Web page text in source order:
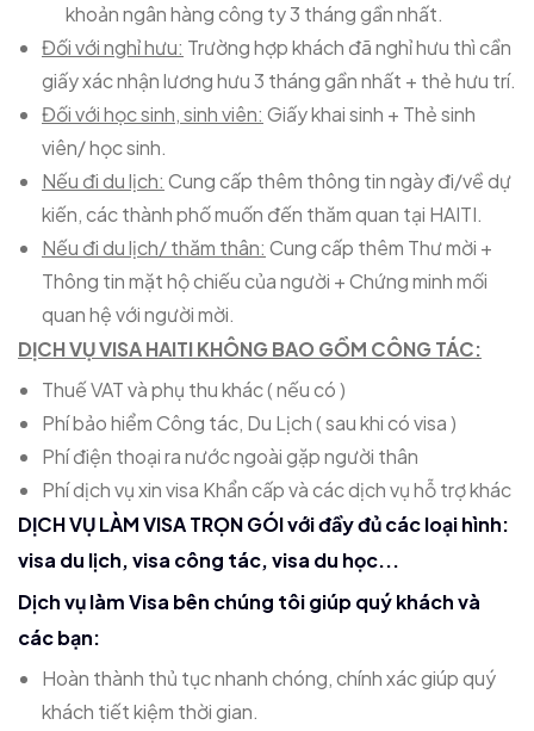
khoản ngân hàng công ty 3 tháng gần nhất.
Đối với nghỉ hưu: Trường hợp khách đã nghỉ hưu thì cần
giấy xác nhận lương hưu 3 tháng gần nhất + thẻ hưu trí.
Đối với học sinh, sinh viên: Giấy khai sinh + Thẻ sinh
viên/ học sinh.
Nếu đi du lịch: Cung cấp thêm thông tin ngày đi/về dự
kiến, các thành phố muốn đến thăm quan tại HAITI.
Nếu đi du lịch/ thăm thân: Cung cấp thêm Thư mời +
Thông tin mặt hộ chiếu của người + Chứng minh mối
quan hệ với người mời.
DỊCH VỤ VISA HAITI KHÔNG BAO GỒM CÔNG TÁC:
Thuế VAT và phụ thu khác ( nếu có )
Phí bảo hiểm Công tác, Du Lịch ( sau khi có visa )
Phí điện thoại ra nước ngoài gặp người thân
Phí dịch vụ xin visa Khẩn cấp và các dịch vụ hỗ trợ khác
DỊCH VỤ LÀM VISA TRỌN GÓI với đầy đủ các loại hình:
visa du lịch, visa công tác, visa du học...
Dịch vụ làm Visa bên chúng tôi giúp quý khách và
các bạn:
Hoàn thành thủ tục nhanh chóng, chính xác giúp quý
khách tiết kiệm thời gian.